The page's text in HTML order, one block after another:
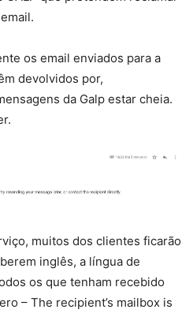
os email enviados para a
devolvidos por,
da Galp estar cheia.
muitos dos clientes ficarão
inglês, a língua de
os que tenham recebido
– The recipient’s mailbox is